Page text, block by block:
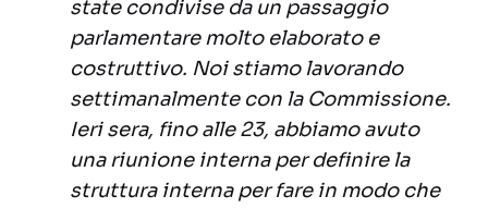
state condivise da un passaggio
parlamentare molto elaborato e
costruttivo. Noi stiamo lavorando
settimanalmente con la Commissione.
Ieri sera, fino alle 23, abbiamo avuto
una riunione interna per definire la
struttura interna per fare in modo che